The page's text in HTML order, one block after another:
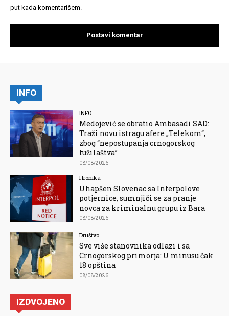
put kada komentarišem.
INFO
INFO
Medojević se obratio Ambasadi SAD:
Traži novu istragu afere „Telekom“,
zbog “nepostupanja crnogorskog
tužilaštva”
08/08/2026
Hronika
Uhapšen Slovenac sa Interpolove
potjernice, sumnjiči se za pranje
novca za kriminalnu grupu iz Bara
08/08/2026
Društvo
Sve više stanovnika odlazi i sa
Crnogorskog primorja: U minusu čak
18 opština
08/08/2026
IZDVOJENO